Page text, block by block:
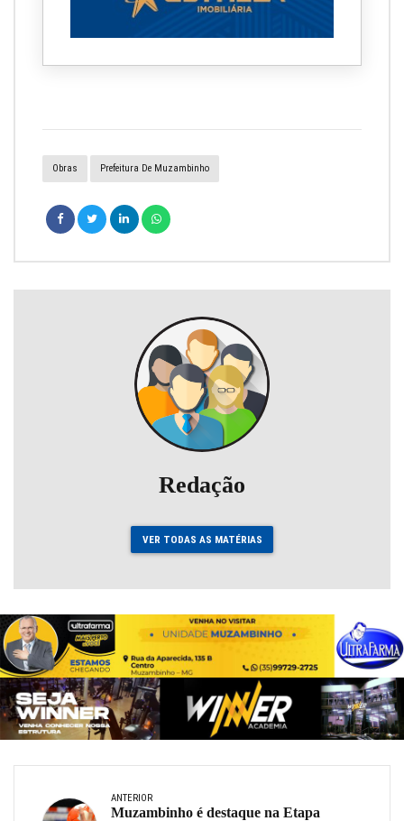
Obras Prefeitura De Muzambinho
Redação
VER TODAS AS MATÉRIAS
ANTERIOR
Muzambinho é destaque na Etapa